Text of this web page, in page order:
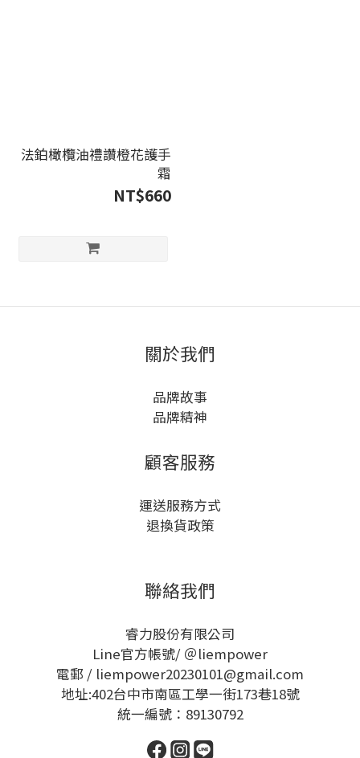
法鉑橄欖油禮讚橙花護手
霜
NT$660
關於我們
品牌故事
品牌精神
顧客服務
運送服務方式
退換貨政策
聯絡我們
睿力股份有限公司
Line官方帳號/ ＠liempower
電郵 / liempower20230101@gmail.com
地址:402台中市南區工學一街173巷18號
統一編號：89130792